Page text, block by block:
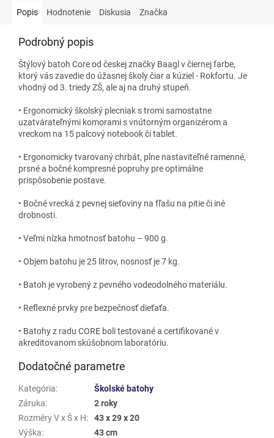
Popis Hodnotenie Diskusia Značka
Podrobný popis
Štýlový batoh Core od českej značky Baagl v čiernej farbe,
ktorý vás zavedie do úžasnej školy čiar a kúziel - Rokfortu. Je
vhodný od 3. triedy ZŠ, ale aj na druhý stupeň.
• Ergonomický školský plecniak s tromi samostatne
uzatvárateľnými komorami s vnútorným organizérom a
vreckom na 15 palcový notebook či tablet.
• Ergonomicky tvarovaný chrbát, plne nastaviteľné ramenné,
prsné a bočné kompresné popruhy pre optimálne
prispôsobenie postave.
• Bočné vrecká z pevnej sieťoviny na fľašu na pitie či iné
drobnosti.
• Veľmi nízka hmotnosť batohu – 900 g.
• Objem batohu je 25 litrov, nosnosť je 7 kg.
• Batoh je vyrobený z pevného vodeodolného materiálu.
• Reflexné prvky pre bezpečnosť dieťaťa.
• Batohy z radu CORE boli testované a certifikované v
akreditovanom skúšobnom laboratóriu.
Dodatočné parametre
Kategória:
Školské batohy
Záruka:
2 roky
Rozměry V x Š x H:
43 x 29 x 20
Výška:
43 cm